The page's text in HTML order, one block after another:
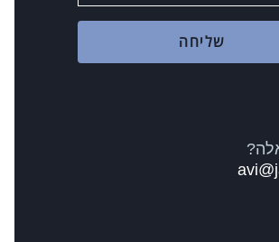
שליחה